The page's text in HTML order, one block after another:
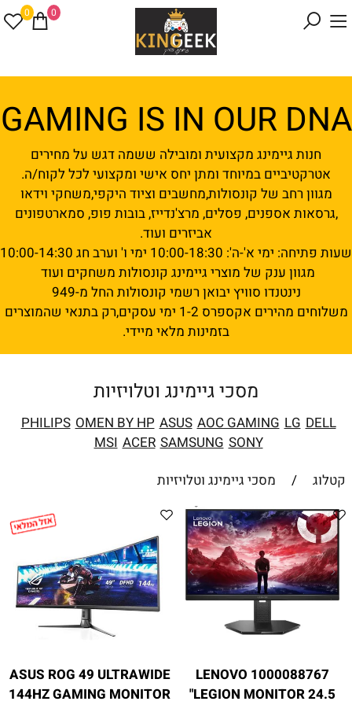
0 0
GAMING IS IN OUR DNA
חנות גיימינג מקצועית ומובילה ששמה דגש על מחירים
אטרקטיביים במיוחד ומתן יחס אישי ומקצועי לכל לקוח/ה.
מגוון רחב של קונסולות,מחשבים וציוד היקפי,משחקי וידאו
,גרסאות אספנים, פסלים, מרצ'נדייז, בובות פופ, סמארטפונים
אביזרים ועוד.
שעות פתיחה: ימי א'-ה': 10:00-18:30 ימי ו' וערב חג 10:00-14:30
מגוון ענק של מוצרי גיימינג קונסולות משחקים ועוד
נינטנדו סוויץ יבואן רשמי קונסולות החל מ-949
משלוחים מהירים אקספרס 1-2 ימי עסקים,רק בתנאי שהמוצרים
בזמינות מלאי מיידי.
מסכי גיימינג וטלויזיות
DELL
LG
AOC GAMING
ASUS
OMEN BY HP
PHILIPS
SONY
SAMSUNG
ACER
MSI
קטלוג
/ מסכי גיימינג וטלויזיות
1000088767 LENOVO
LEGION MONITOR 24.5"
ASUS ROG 49 ULTRAWIDE
144HZ GAMING MONITOR